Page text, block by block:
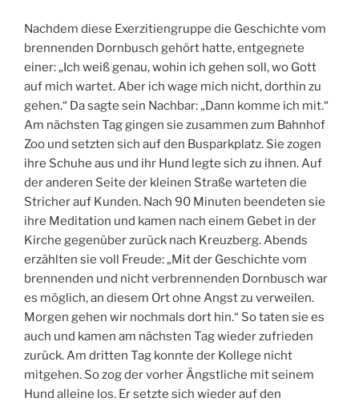
Nachdem diese Exerzitiengruppe die Geschichte vom
brennenden Dornbusch gehört hatte, entgegnete
einer: „Ich weiß genau, wohin ich gehen soll, wo Gott
auf mich wartet. Aber ich wage mich nicht, dorthin zu
gehen.“ Da sagte sein Nachbar: „Dann komme ich mit.“
Am nächsten Tag gingen sie zusammen zum Bahnhof
Zoo und setzten sich auf den Busparkplatz. Sie zogen
ihre Schuhe aus und ihr Hund legte sich zu ihnen. Auf
der anderen Seite der kleinen Straße warteten die
Stricher auf Kunden. Nach 90 Minuten beendeten sie
ihre Meditation und kamen nach einem Gebet in der
Kirche gegenüber zurück nach Kreuzberg. Abends
erzählten sie voll Freude: „Mit der Geschichte vom
brennenden und nicht verbrennenden Dornbusch war
es möglich, an diesem Ort ohne Angst zu verweilen.
Morgen gehen wir nochmals dort hin.“ So taten sie es
auch und kamen am nächsten Tag wieder zufrieden
zurück. Am dritten Tag konnte der Kollege nicht
mitgehen. So zog der vorher Ängstliche mit seinem
Hund alleine los. Er setzte sich wieder auf den